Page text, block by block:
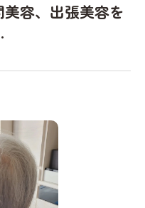
美容、出張美容を